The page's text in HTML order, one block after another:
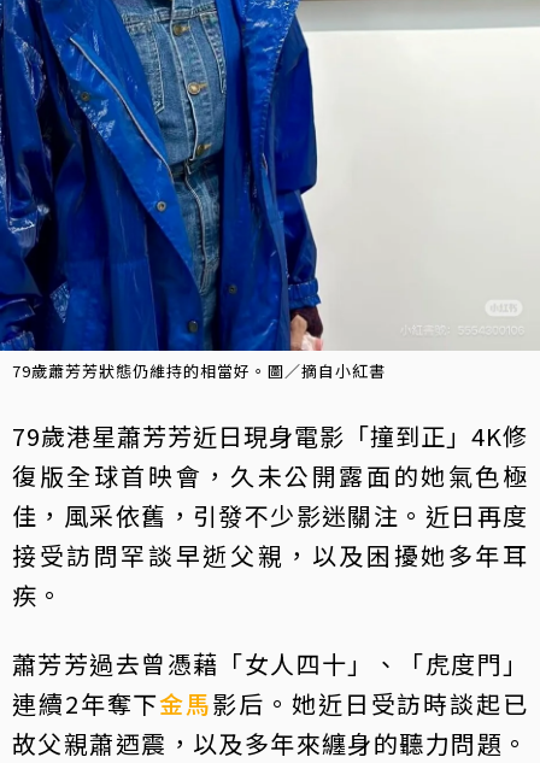
79歲蕭芳芳狀態仍維持的相當好。圖／摘自小紅書
79歲港星蕭芳芳近日現身電影「撞到正」4K修
復版全球首映會，久未公開露面的她氣色極
佳，風采依舊，引發不少影迷關注。近日再度
接受訪問罕談早逝父親，以及困擾她多年耳
疾。
蕭芳芳過去曾憑藉「女人四十」、「虎度門」
連續2年奪下金馬影后。她近日受訪時談起已
故父親蕭迺震，以及多年來纏身的聽力問題。